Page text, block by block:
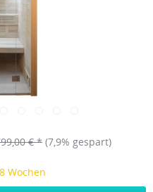
€ * (7,9% gespart)
Wochen